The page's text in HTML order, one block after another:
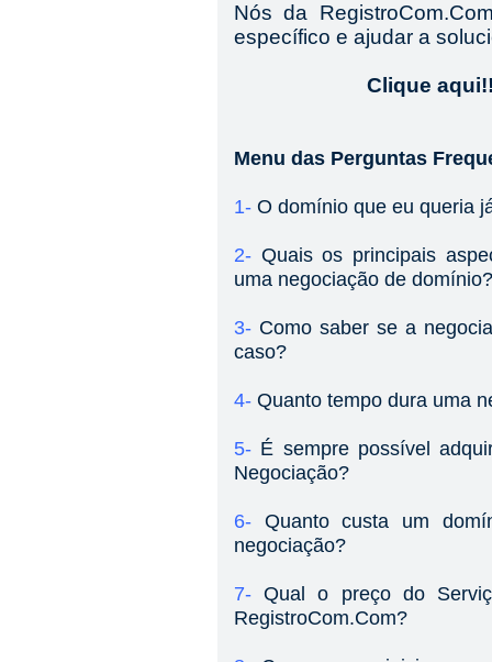
Nós da
específico e ajudar a
Clique
Menu das Perguntas
1- O domínio que eu queria
2- Quais os principais
uma negociação de domínio?
3- Como saber se a
caso?
4- Quanto tempo dura uma
5- É sempre possível
Negociação?
6- Quanto custa um
negociação?
7-Qual o preço do
RegistroCom.Com?